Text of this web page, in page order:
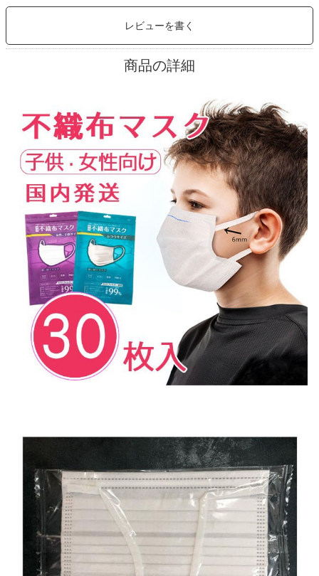
レビューを書く
商品の詳細